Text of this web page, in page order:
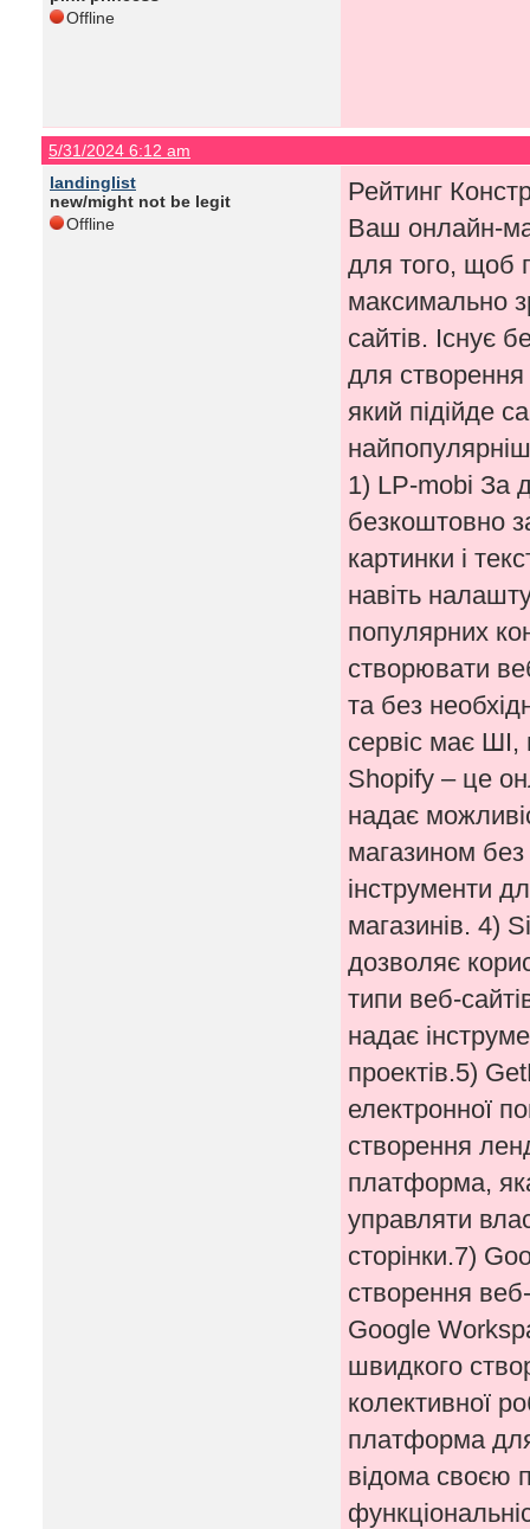
Offline
5/31/2024 6:12 am
landinglist
new/might not be legit
Offline
Рейтинг
Ваш онлайн-
для того, щоб
максимально
сайтів. Існує
для створення
який підійде
1) LP-mobi За
безкоштовно
картинки і
навіть
популярних
створювати
та без
сервіс має
Shopify – це
надає
магазином
інструменти
магазинів. 4)
дозволяє
типи веб-
надає
проектів.5)
електронної
створення
платформа,
управляти
сторінки.7)
створення
Google
швидкого
колективної
платформа
відома своєю